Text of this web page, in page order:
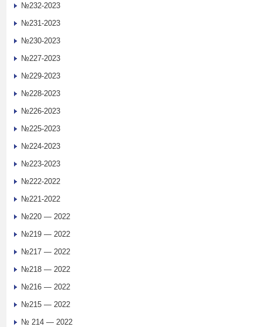
№232-2023
№231-2023
№230-2023
№227-2023
№229-2023
№228-2023
№226-2023
№225-2023
№224-2023
№223-2023
№222-2022
№221-2022
№220 — 2022
№219 — 2022
№217 — 2022
№218 — 2022
№216 — 2022
№215 — 2022
№ 214 — 2022